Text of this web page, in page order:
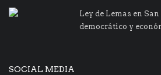
Ley de Lemas en
democrático y
SOCIAL MEDIA